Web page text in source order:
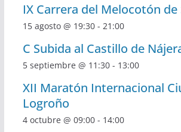
IX Carrera del Melocotón de
15 agosto @ 19:30- 21:00
C Subida al Castillo de
5 septiembre @ 11:30- 13:00
XII Maratón Internacional
Logroño
4 octubre @ 09:00- 14:00